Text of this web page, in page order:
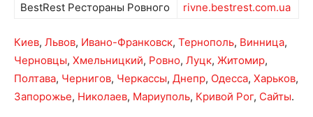
BestRest Рестораны Ровного
rivne.bestrest.com.ua
Киев, Львов, Ивано-Франковск, Тернополь, Винница,
Черновцы, Хмельницкий, Ровно, Луцк, Житомир,
Полтава, Чернигов, Черкассы, Днепр, Одесса, Харьков,
Запорожье, Николаев, Мариуполь, Кривой Рог, Сайты.